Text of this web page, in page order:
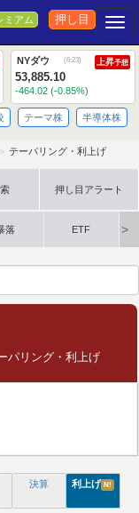
ミアム 押し目
NYダウ (6:23) 上昇予想
53,885.10
-464.02 (-0.85%)
テーマ株 半導体株
テーパリング・利上げ
押し目アラート
落 ETF
パリング・利上げ
決算 利上げ N!